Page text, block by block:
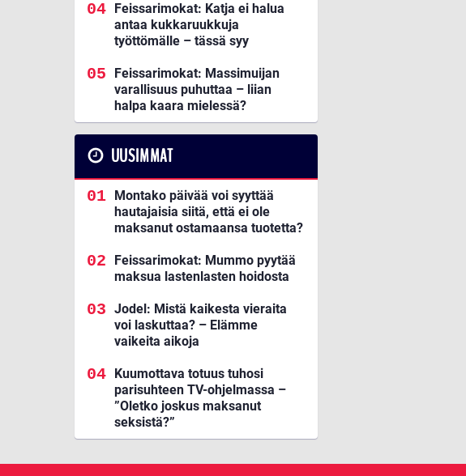
Feissarimokat: Katja ei halua
antaa kukkaruukkuja
työttömälle – tässä syy
Feissarimokat: Massimuijan
varallisuus puhuttaa – liian
halpa kaara mielessä?
UUSIMMAT
Montako päivää voi syyttää
hautajaisia siitä, että ei ole
maksanut ostamaansa tuotetta?
Feissarimokat: Mummo pyytää
maksua lastenlasten hoidosta
Jodel: Mistä kaikesta vieraita
voi laskuttaa? – Elämme
vaikeita aikoja
Kuumottava totuus tuhosi
parisuhteen TV-ohjelmassa –
”Oletko joskus maksanut
seksistä?”